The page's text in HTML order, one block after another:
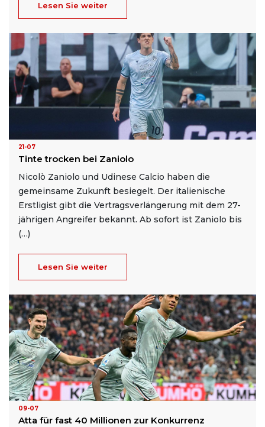
Lesen Sie weiter
21-07
Tinte trocken bei Zaniolo
Nicolò Zaniolo und Udinese Calcio haben die
gemeinsame Zukunft besiegelt. Der italienische
Erstligist gibt die Vertragsverlängerung mit dem 27-
jährigen Angreifer bekannt. Ab sofort ist Zaniolo bis
(…)
Lesen Sie weiter
09-07
Atta für fast 40 Millionen zur Konkurrenz